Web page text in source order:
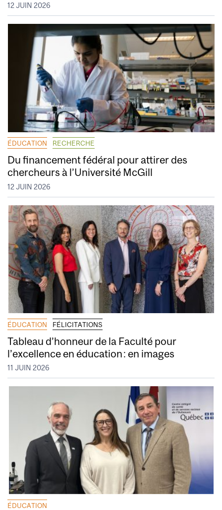
12 JUIN 2026
ÉDUCATION RECHERCHE
Du financement fédéral pour attirer des
chercheurs à l’Université McGill
12 JUIN 2026
ÉDUCATION FÉLICITATIONS
Tableau d’honneur de la Faculté pour
l’excellence en éducation : en images
11 JUIN 2026
ÉDUCATION